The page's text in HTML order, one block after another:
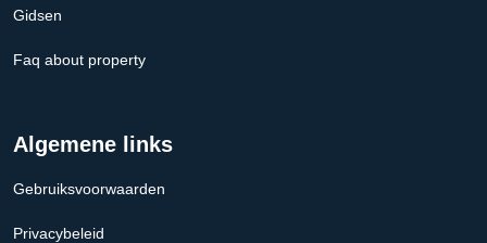
Gidsen
Faq about property
Algemene links
Gebruiksvoorwaarden
Privacybeleid